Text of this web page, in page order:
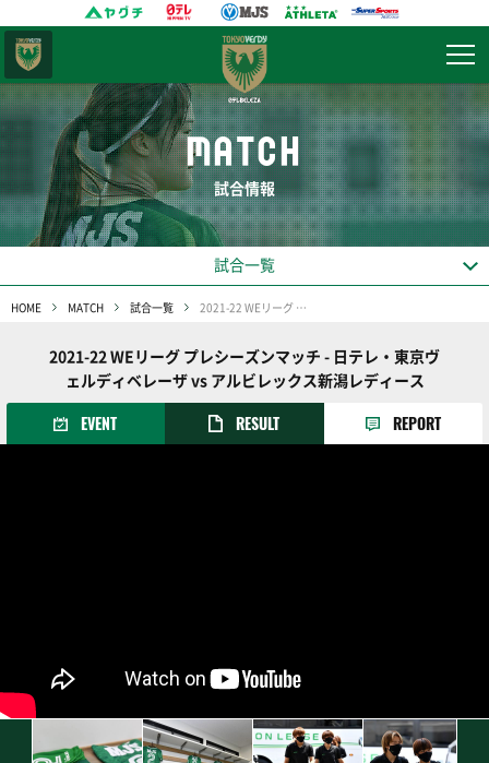
MATCH
試合情報
試合一覧
HOME MATCH 試合一覧 2021-22 WEリーグ プレシーズンマッチ
2021-22 WEリーグ プレシーズンマッチ - 日テレ・東京ヴ
ェルディベレーザ vs アルビレックス新潟レディース
EVENT RESULT REPORT